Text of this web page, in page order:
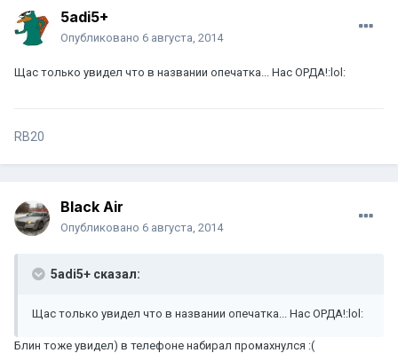
5adi5+
Опубликовано 6 августа, 2014
Щас только увидел что в названии опечатка... Нас ОРДА!:lol:
RB20
Black Air
Опубликовано 6 августа, 2014
5adi5+ сказал:
Щас только увидел что в названии опечатка... Нас ОРДА!:lol:
Блин тоже увидел) в телефоне набирал промахнулся :(